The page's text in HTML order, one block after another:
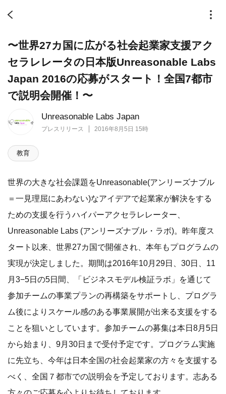
Unreasonable Labs Japan
プレスリリース 2016年8月5日 15時
〜世界27カ国に広がる社会起業家支援アク
セラレレータの日本版Unreasonable Labs
Japan 2016の応募がスタート！全国7都市
で説明会開催！〜
教育
世界の大きな社会課題をUnreasonable(アンリーズナブル
＝一見理屈にあわない)なアイデアで起業家が解決をする
ための支援を行うハイパーアクセラレレーター、
Unreasonable Labs (アンリーズナブル・ラボ)。昨年度ス
タート以来、世界27カ国で開催され、本年もプログラムの
実現が決定しました。期間は2016年10月29日、30日、11
月3−5日の5日間、「ビジネスモデル検証ラボ」を通じて
参加チームの事業プランの再構築をサポートし、プログラ
ム後によりスケール感のある事業展開が出来る支援をする
ことを狙いとしています。参加チームの募集は本日8月5日
から始まり、9月30日まで受付予定です。プログラム実施
に先立ち、今年は日本全国の社会起業家の方々を支援する
べく、全国７都市での説明会を予定しております。志ある